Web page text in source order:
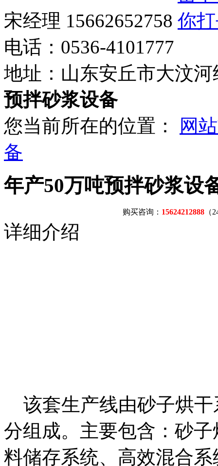
宋经理 15662652758
电话： 0536-4101777
地址： 山东安丘市大汶
预拌砂浆设备
您当前所在的位置：
网
备
年产50万吨预拌砂浆设
购买咨询： 15624212888 （
详细介绍
该套生产线由砂子烘干
分组成。主要包含：砂
料储存系统、高效混合